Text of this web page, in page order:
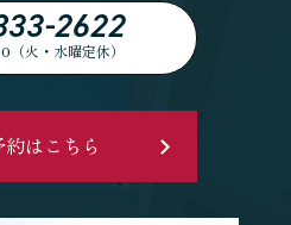
2622
火・水曜定休）
はこちら